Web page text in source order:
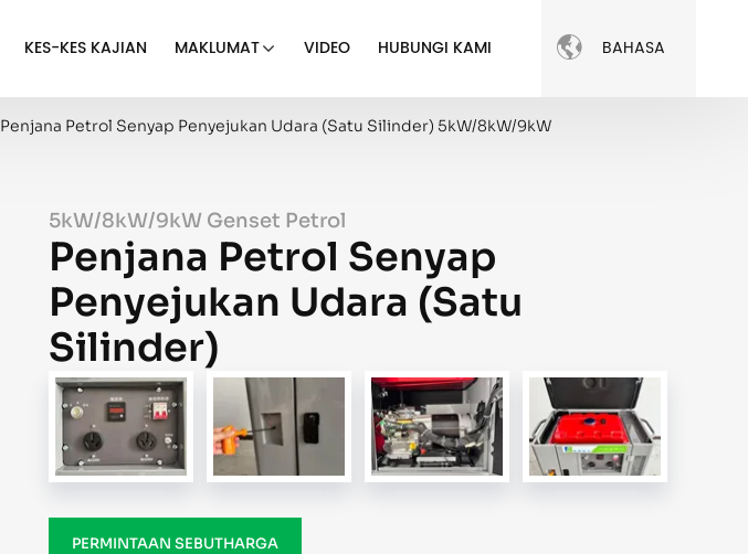
 BAHASA
KES-KES KAJIAN MAKLUMAT VIDEO HUBUNGI KAMI
Penjana Petrol Senyap Penyejukan Udara (Satu Silinder) 5kW/8kW/9kW
5kW/8kW/9kW Genset Petrol
Penjana Petrol Senyap
Penyejukan Udara (Satu
Silinder)
PERMINTAAN SEBUTHARGA